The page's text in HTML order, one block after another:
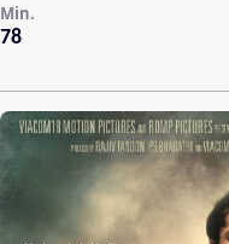
78
Min.